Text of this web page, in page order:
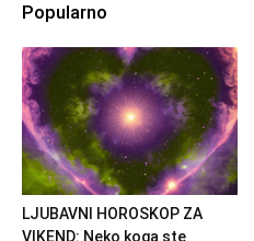
Popularno
LJUBAVNI HOROSKOP ZA
VIKEND: Neko koga ste